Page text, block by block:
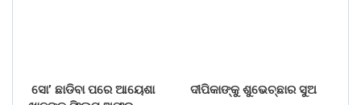
ସୋ’ ଛାଡିବା ପରେ ଆୟେଶା
ଦୀପିକାଙ୍କୁ ଶୁଭେଚ୍ଛାର ସୁଅ